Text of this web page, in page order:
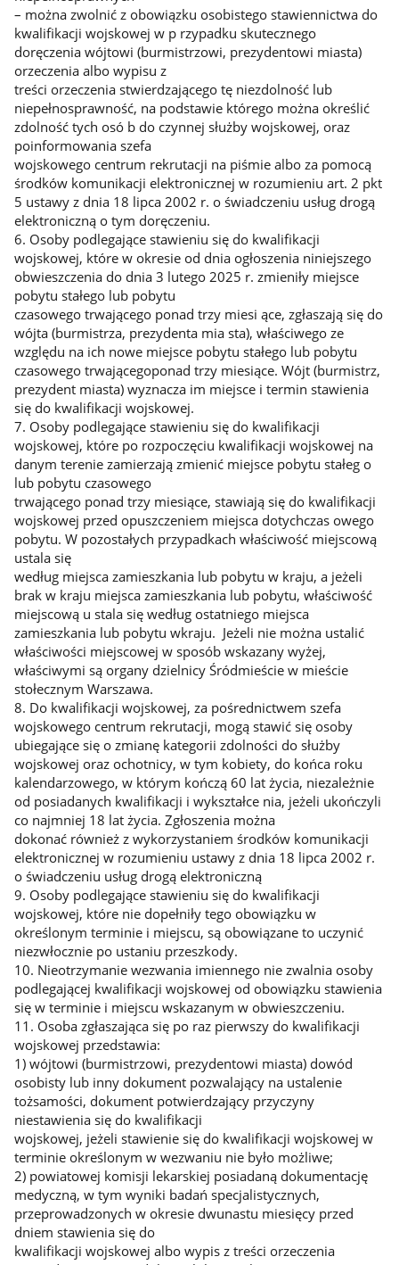
– można zwolnić z obowiązku osobistego stawiennictwa do
kwalifikacji wojskowej w p rzypadku skutecznego
doręczenia wójtowi (burmistrzowi, prezydentowi miasta)
orzeczenia albo wypisu z
treści orzeczenia stwierdzającego tę niezdolność lub
niepełnosprawność, na podstawie którego można określić
zdolność tych osó b do czynnej służby wojskowej, oraz
poinformowania szefa
wojskowego centrum rekrutacji na piśmie albo za pomocą
środków komunikacji elektronicznej w rozumieniu art. 2 pkt
5 ustawy z dnia 18 lipca 2002 r. o świadczeniu usług drogą
elektroniczną o tym doręczeniu.
6. Osoby podlegające stawieniu się do kwalifikacji
wojskowej, które w okresie od dnia ogłoszenia niniejszego
obwieszczenia do dnia 3 lutego 2025 r. zmieniły miejsce
pobytu stałego lub pobytu
czasowego trwającego ponad trzy miesi ące, zgłaszają się do
wójta (burmistrza, prezydenta mia sta), właściwego ze
względu na ich nowe miejsce pobytu stałego lub pobytu
czasowego trwającegoponad trzy miesiące. Wójt (burmistrz,
prezydent miasta) wyznacza im miejsce i termin stawienia
się do kwalifikacji wojskowej.
7. Osoby podlegające stawieniu się do kwalifikacji
wojskowej, które po rozpoczęciu kwalifikacji wojskowej na
danym terenie zamierzają zmienić miejsce pobytu stałeg o
lub pobytu czasowego
trwającego ponad trzy miesiące, stawiają się do kwalifikacji
wojskowej przed opuszczeniem miejsca dotychczas owego
pobytu. W pozostałych przypadkach właściwość miejscową
ustala się
według miejsca zamieszkania lub pobytu w kraju, a jeżeli
brak w kraju miejsca zamieszkania lub pobytu, właściwość
miejscową u stala się według ostatniego miejsca
zamieszkania lub pobytu wkraju. Jeżeli nie można ustalić
właściwości miejscowej w sposób wskazany wyżej,
właściwymi są organy dzielnicy Śródmieście w mieście
stołecznym Warszawa.
8. Do kwalifikacji wojskowej, za pośrednictwem szefa
wojskowego centrum rekrutacji, mogą stawić się osoby
ubiegające się o zmianę kategorii zdolności do służby
wojskowej oraz ochotnicy, w tym kobiety, do końca roku
kalendarzowego, w którym kończą 60 lat życia, niezależnie
od posiadanych kwalifikacji i wykształce nia, jeżeli ukończyli
co najmniej 18 lat życia. Zgłoszenia można
dokonać również z wykorzystaniem środków komunikacji
elektronicznej w rozumieniu ustawy z dnia 18 lipca 2002 r.
o świadczeniu usług drogą elektroniczną
9. Osoby podlegające stawieniu się do kwalifikacji
wojskowej, które nie dopełniły tego obowiązku w
określonym terminie i miejscu, są obowiązane to uczynić
niezwłocznie po ustaniu przeszkody.
10. Nieotrzymanie wezwania imiennego nie zwalnia osoby
podlegającej kwalifikacji wojskowej od obowiązku stawienia
się w terminie i miejscu wskazanym w obwieszczeniu.
11. Osoba zgłaszająca się po raz pierwszy do kwalifikacji
wojskowej przedstawia:
1) wójtowi (burmistrzowi, prezydentowi miasta) dowód
osobisty lub inny dokument pozwalający na ustalenie
tożsamości, dokument potwierdzający przyczyny
niestawienia się do kwalifikacji
wojskowej, jeżeli stawienie się do kwalifikacji wojskowej w
terminie określonym w wezwaniu nie było możliwe;
2) powiatowej komisji lekarskiej posiadaną dokumentację
medyczną, w tym wyniki badań specjalistycznych,
przeprowadzonych w okresie dwunastu miesięcy przed
dniem stawienia się do
kwalifikacji wojskowej albo wypis z treści orzeczenia